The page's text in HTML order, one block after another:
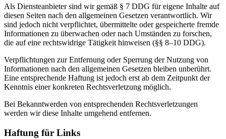
Als Diensteanbieter sind wir gemäß § 7 DDG für eigene Inhalte auf
diesen Seiten nach den allgemeinen Gesetzen verantwortlich. Wir
sind jedoch nicht verpflichtet, übermittelte oder gespeicherte fremde
Informationen zu überwachen oder nach Umständen zu forschen,
die auf eine rechtswidrige Tätigkeit hinweisen (§§ 8–10 DDG).
Verpflichtungen zur Entfernung oder Sperrung der Nutzung von
Informationen nach den allgemeinen Gesetzen bleiben unberührt.
Eine entsprechende Haftung ist jedoch erst ab dem Zeitpunkt der
Kenntnis einer konkreten Rechtsverletzung möglich.
Bei Bekanntwerden von entsprechenden Rechtsverletzungen
werden wir diese Inhalte umgehend entfernen.
Haftung für Links